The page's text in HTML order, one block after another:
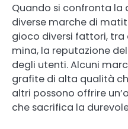
Quando si confronta la
diverse marche di
gioco diversi fattori, tra
mina, la reputazione
degli utenti. Alcuni
grafite di alta qualità
altri possono offrire
che sacrifica la